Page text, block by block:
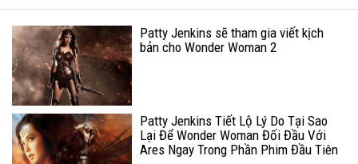
Patty Jenkins sẽ tham gia viết kịch
bản cho Wonder Woman 2
Patty Jenkins Tiết Lộ Lý Do Tại Sao
Lại Để Wonder Woman Đối Đầu Với
Ares Ngay Trong Phần Phim Đầu Tiên